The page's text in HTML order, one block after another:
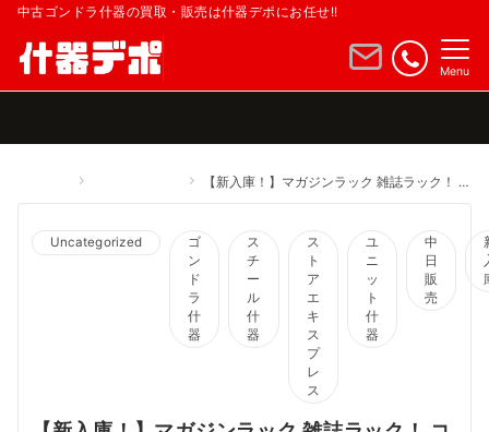
中古ゴンドラ什器の買取・販売は什器デポにお任せ!!
Menu
【新入庫！】マガジンラック 雑誌ラック！ コンビニ什器
Uncategorized
ゴ
ン
ド
ラ
什
器
ス
チ
ー
ル
什
器
ス
ト
ア
エ
キ
ス
プ
レ
ス
ユ
ニ
ッ
ト
什
器
中
日
販
売